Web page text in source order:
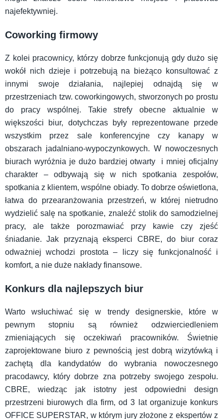
najefektywniej.
Coworking firmowy
Z kolei pracownicy, którzy dobrze funkcjonują gdy dużo się
wokół nich dzieje i potrzebują na bieżąco konsultować z
innymi swoje działania, najlepiej odnajdą się w
przestrzeniach tzw. coworkingowych, stworzonych po prostu
do pracy wspólnej. Takie strefy obecne aktualnie w
większości biur, dotychczas były reprezentowane przede
wszystkim przez sale konferencyjne czy kanapy w
obszarach jadalniano-wypoczynkowych. W nowoczesnych
biurach wyróżnia je dużo bardziej otwarty i mniej oficjalny
charakter – odbywają się w nich spotkania zespołów,
spotkania z klientem, wspólne obiady. To dobrze oświetlona,
łatwa do przearanżowania przestrzeń, w której nietrudno
wydzielić salę na spotkanie, znaleźć stolik do samodzielnej
pracy, ale także porozmawiać przy kawie czy zjeść
śniadanie. Jak przyznają eksperci CBRE, do biur coraz
odważniej wchodzi prostota – liczy się funkcjonalność i
komfort, a nie duże nakłady finansowe.
Konkurs dla najlepszych biur
Warto wsłuchiwać się w trendy designerskie, które w
pewnym stopniu są również odzwierciedleniem
zmieniających się oczekiwań pracowników. Świetnie
zaprojektowane biuro z pewnością jest dobrą wizytówką i
zachętą dla kandydatów do wybrania nowoczesnego
pracodawcy, który dobrze zna potrzeby swojego zespołu.
CBRE, wiedząc jak istotny jest odpowiedni design
przestrzeni biurowych dla firm, od 3 lat organizuje konkurs
OFFICE SUPERSTAR, w którym jury złożone z ekspertów z